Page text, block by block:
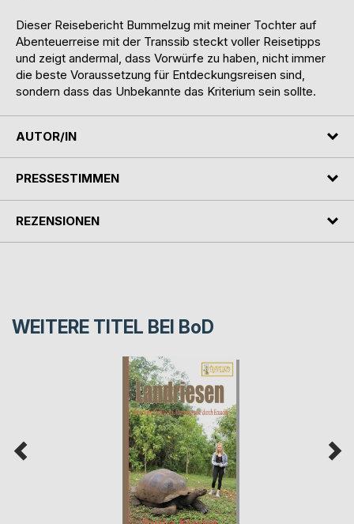
Dieser Reisebericht Bummelzug mit meiner Tochter auf
Abenteuerreise mit der Transsib steckt voller Reisetipps
und zeigt andermal, dass Vorwürfe zu haben, nicht immer
die beste Voraussetzung für Entdeckungsreisen sind,
sondern dass das Unbekannte das Kriterium sein sollte.
AUTOR/IN
PRESSESTIMMEN
REZENSIONEN
WEITERE TITEL BEI BoD